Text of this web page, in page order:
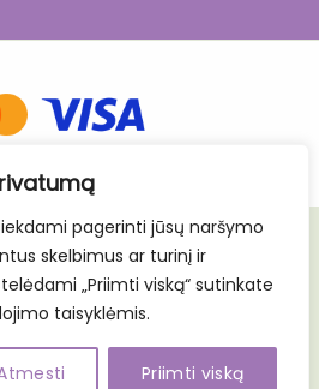
pagerinti jūsų naršymo
skelbimus ar turinį ir
„Priimti viską“ sutinkate
taisyklėmis.
Priimti viską
© 2025 Erika Pakalnė